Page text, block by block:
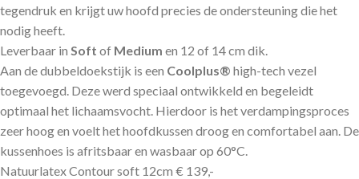
tegendruk en krijgt uw hoofd precies de ondersteuning die het
nodig heeft.
Leverbaar in Soft of Medium en 12 of 14 cm dik.
Aan de dubbeldoekstijk is een Coolplus® high-tech vezel
toegevoegd. Deze werd speciaal ontwikkeld en begeleidt
optimaal het lichaamsvocht. Hierdoor is het verdampingsproces
zeer hoog en voelt het hoofdkussen droog en comfortabel aan. De
kussenhoes is afritsbaar en wasbaar op 60°C.
Natuurlatex Contour soft 12cm € 139,-